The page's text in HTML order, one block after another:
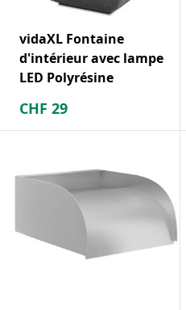
vidaXL Fontaine
d'intérieur avec lampe
LED Polyrésine
CHF 29